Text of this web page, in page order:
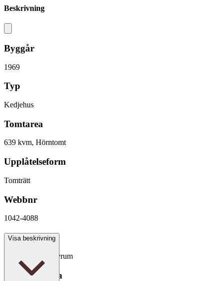
Beskrivning
Byggår
1969
Typ
Kedjehus
Tomtarea
639 kvm, Hörntomt
Upplåtelseform
Tomträtt
Webbnr
1042-4088
Antal rum
5 rum varav 3 sovrum
Boarea/Biarea
Visa beskrivning